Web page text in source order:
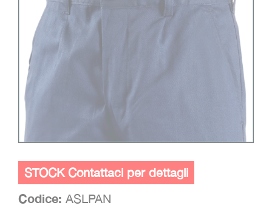
STOCK Contattaci per dettagli
Codice: ASLPAN